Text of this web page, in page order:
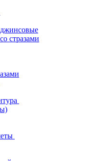
стразами